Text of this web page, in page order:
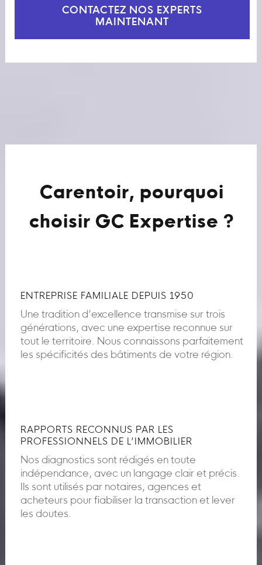
CONTACTEZ NOS EXPERTS
MAINTENANT
Carentoir, pourquoi
choisir GC Expertise ?
ENTREPRISE FAMILIALE DEPUIS 1950
Une tradition d’excellence transmise sur trois
générations, avec une expertise reconnue sur
tout le territoire. Nous connaissons parfaitement
les spécificités des bâtiments de votre région.
RAPPORTS RECONNUS PAR LES
PROFESSIONNELS DE L’IMMOBILIER
Nos diagnostics sont rédigés en toute
indépendance, avec un langage clair et précis.
Ils sont utilisés par notaires, agences et
acheteurs pour fiabiliser la transaction et lever
les doutes.